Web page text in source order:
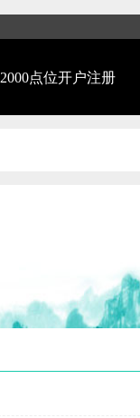
2000点位开户注册